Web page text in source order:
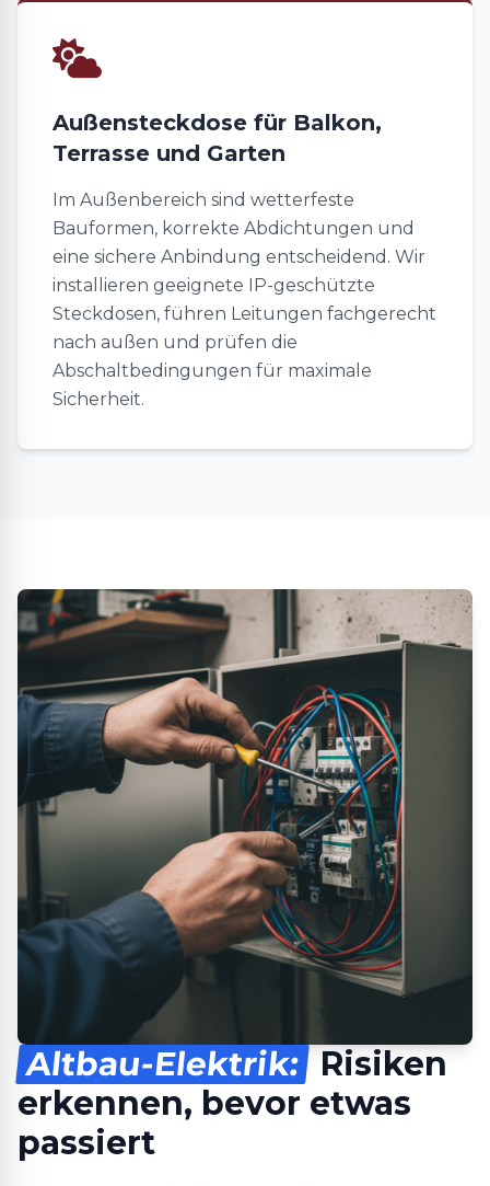
Außensteckdose für Balkon,
Terrasse und Garten
Im Außenbereich sind wetterfeste
Bauformen, korrekte Abdichtungen und
eine sichere Anbindung entscheidend. Wir
installieren geeignete IP-geschützte
Steckdosen, führen Leitungen fachgerecht
nach außen und prüfen die
Abschaltbedingungen für maximale
Sicherheit.
Altbau-Elektrik: Risiken
erkennen, bevor etwas
passiert